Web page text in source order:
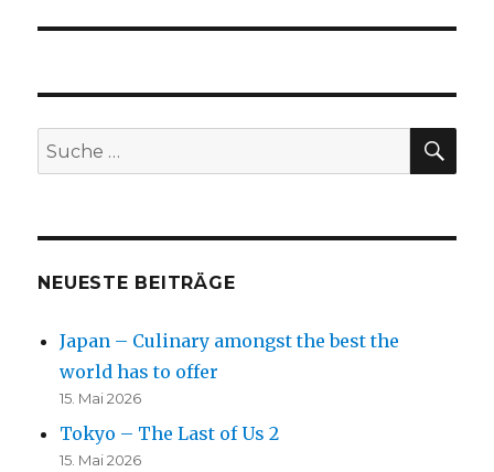
Suche
nach:
NEUESTE BEITRÄGE
Japan – Culinary amongst the best the
world has to offer
15. Mai 2026
Tokyo – The Last of Us 2
15. Mai 2026